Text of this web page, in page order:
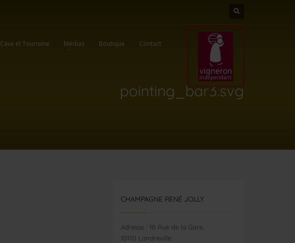
Cave et Tourisme Médias Boutique Contact
pointing_bar3.svg
CHAMPAGNE RENÉ JOLLY
Adresse : 10 Rue de la Gare,
10110 Landreville